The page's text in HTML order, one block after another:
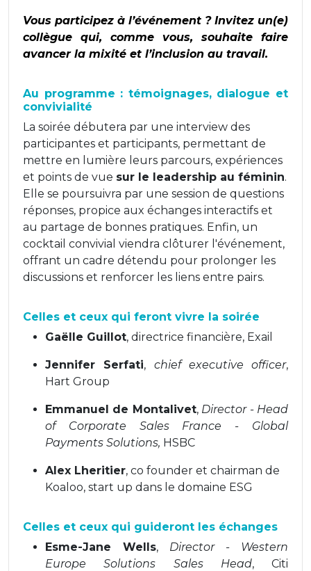
Vous participez à l’événement ? Invitez un(e)
collègue qui, comme vous, souhaite faire
avancer la mixité et l’inclusion au travail.
Au programme : témoignages, dialogue et
convivialité
La soirée débutera par une interview des
participantes et participants, permettant de
mettre en lumière leurs parcours, expériences
et points de vue sur le leadership au féminin.
Elle se poursuivra par une session de questions
réponses, propice aux échanges interactifs et
au partage de bonnes pratiques. Enfin, un
cocktail convivial viendra clôturer l'événement,
offrant un cadre détendu pour prolonger les
discussions et renforcer les liens entre pairs.
Celles et ceux qui feront vivre la soirée
Gaëlle Guillot, directrice financière, Exail
Jennifer Serfati, chief executive officer,
Hart Group
Emmanuel de Montalivet, Director - Head
of Corporate Sales France - Global
Payments Solutions, HSBC
Alex Lheritier, co founder et chairman de
Koaloo, start up dans le domaine ESG
Celles et ceux qui guideront les échanges
Esme-Jane Wells, Director - Western
Europe Solutions Sales Head, Citi